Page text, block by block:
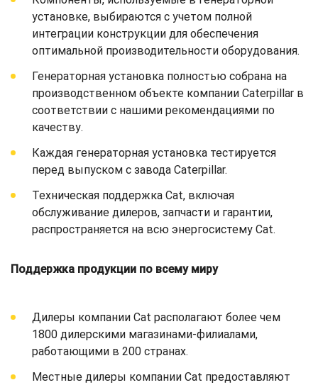
установке, выбираются с учетом полной
интеграции конструкции для обеспечения
оптимальной производительности оборудования.
Генераторная установка полностью собрана на
производственном объекте компании Caterpillar в
соответствии с нашими рекомендациями по
качеству.
Каждая генераторная установка тестируется
перед выпуском с завода Caterpillar.
Техническая поддержка Cat, включая
обслуживание дилеров, запчасти и гарантии,
распространяется на всю энергосистему Cat.
Поддержка продукции по всему миру
Дилеры компании Cat располагают более чем
1800 дилерскими магазинами-филиалами,
работающими в 200 странах.
Местные дилеры компании Cat предоставляют